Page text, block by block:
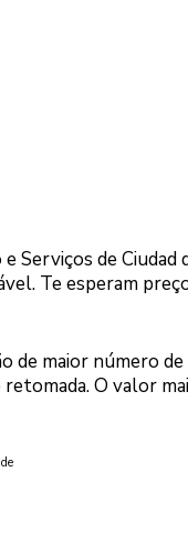
Serviços de Ciudad
Te esperam
de maior número
O valor